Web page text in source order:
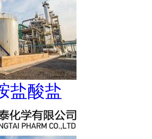
盐酸盐